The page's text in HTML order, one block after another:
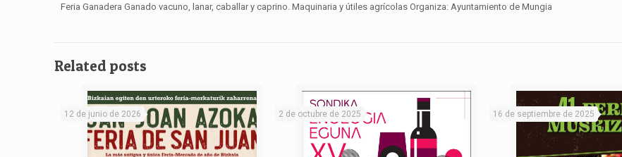
Feria Ganadera Ganado vacuno, lanar, caballar y caprino. Maquinaria y útiles agrícolas Organiza: Ayuntamiento de Mungia
Related posts
12 de junio de 2026 2 de octubre de 2025 16 de septiembre de 2025